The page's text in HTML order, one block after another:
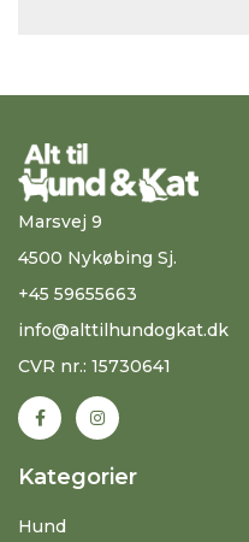
Marsvej 9
4500 Nykøbing Sj.
+45 59655663
info@alttilhundogkat.dk
CVR nr.: 15730641
Kategorier
Hund